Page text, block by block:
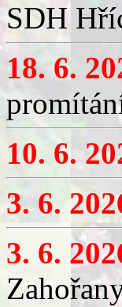
SDH
18. 6.
10. 6.
3. 6.
3. 6.